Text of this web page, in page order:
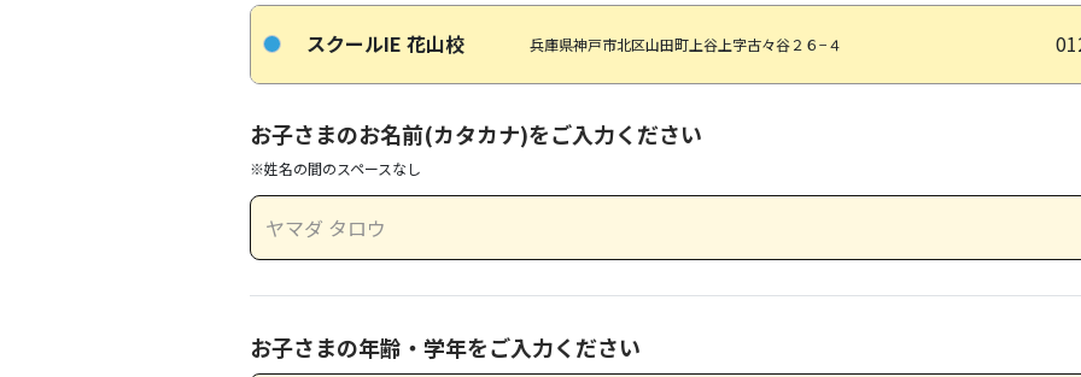
スクールIE 花山校 兵庫県神戸市北区山田町上谷上字古々谷２６−４
お子さまのお名前(カタカナ)をご入力ください
※姓名の間のスペースなし
お子さまの年齢・学年をご入力ください